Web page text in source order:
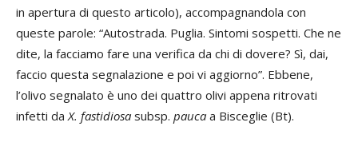
in apertura di questo articolo), accompagnandola con
queste parole: “Autostrada. Puglia. Sintomi sospetti. Che ne
dite, la facciamo fare una verifica da chi di dovere? Sì, dai,
faccio questa segnalazione e poi vi aggiorno”. Ebbene,
l’olivo segnalato è uno dei quattro olivi appena ritrovati
infetti da X. fastidiosa subsp. pauca a Bisceglie (Bt).